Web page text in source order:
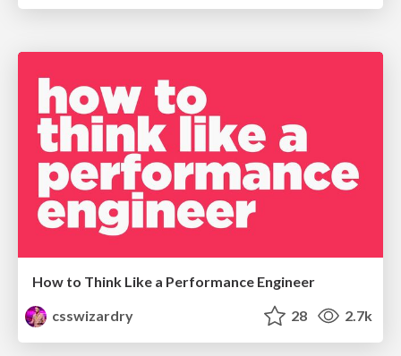
How to Think Like a Performance Engineer
csswizardry
28 2.7k